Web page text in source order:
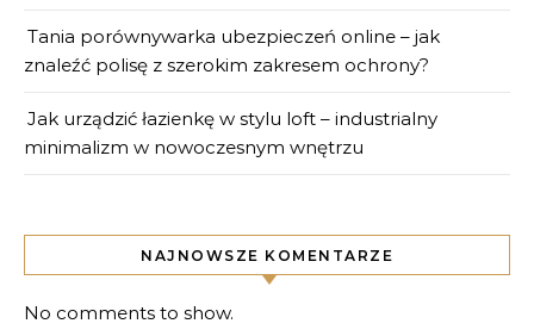
Tania porównywarka ubezpieczeń online – jak
znaleźć polisę z szerokim zakresem ochrony?
Jak urządzić łazienkę w stylu loft – industrialny
minimalizm w nowoczesnym wnętrzu
NAJNOWSZE KOMENTARZE
No comments to show.